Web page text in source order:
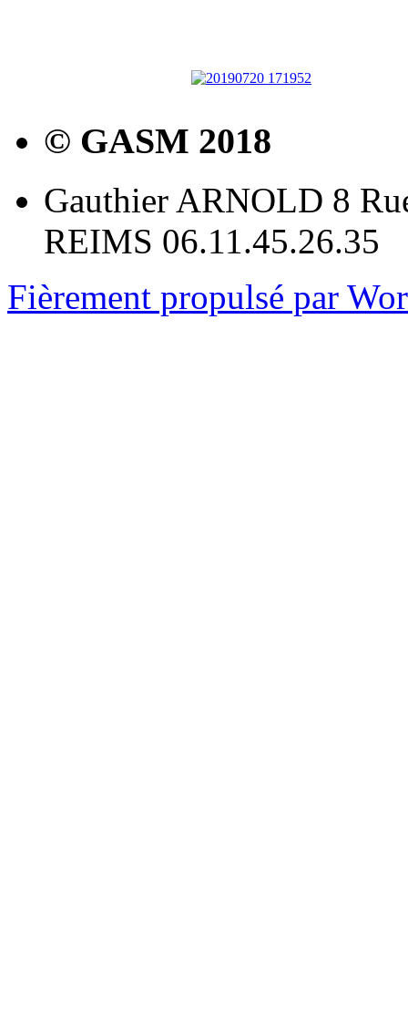
© GASM 2018
Gauthier ARNOLD 8
REIMS 06.11.45.26.35
Fièrement propulsé par